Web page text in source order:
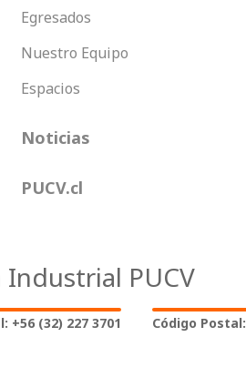
Egresados
Nuestro Equipo
Espacios
Noticias
PUCV.cl
PUCV
+56 (32) 227 3701 Código